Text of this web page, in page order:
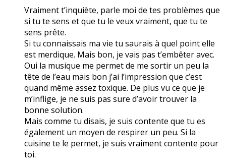
Vraiment t’inquiète, parle moi de tes problèmes que
si tu te sens et que tu le veux vraiment, que tu te
sens prête.
Si tu connaissais ma vie tu saurais à quel point elle
est merdique. Mais bon, je vais pas t’embêter avec.
Oui la musique me permet de me sortir un peu la
tête de l’eau mais bon j’ai l’impression que c’est
quand même assez toxique. De plus vu ce que je
m’inflige, je ne suis pas sure d’avoir trouver la
bonne solution.
Mais comme tu disais, je suis contente que tu es
également un moyen de respirer un peu. Si la
cuisine te le permet, je suis vraiment contente pour
toi.